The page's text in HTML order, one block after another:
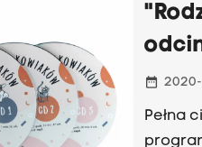
date_range
Pełna